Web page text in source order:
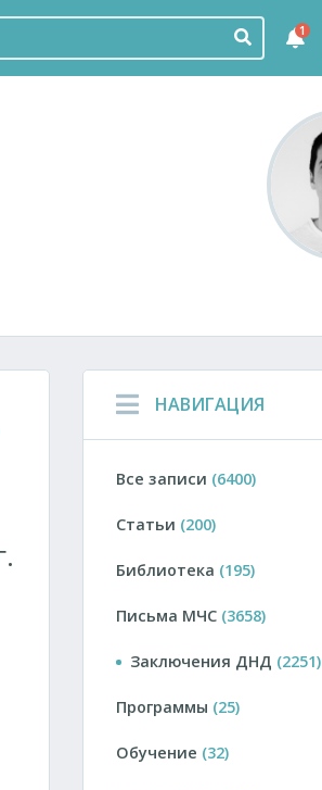
1
НАВИГАЦИЯ
Все записи (6400)
Статьи (200)
Библиотека (195)
Письма МЧС (3658)
Заключения ДНД (2251)
Программы (25)
Обучение (32)